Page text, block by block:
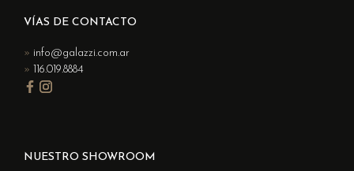
VÍAS DE CONTACTO
info@galazzi.com.ar
116.019.8884
NUESTRO SHOWROOM